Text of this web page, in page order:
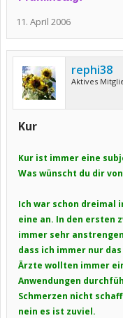
11. April 2006
rephi38
Aktives
Kur
Kur ist immer eine
Was wünscht du dir
Ich war schon dreimal
eine an. In den ersten
immer sehr
dass ich immer nur
Ärzte wollten immer
Anwendungen
Schmerzen nicht
nein es ist zuviel.